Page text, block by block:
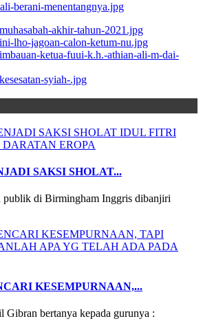
SAKSI SHOLAT...
publik di Birmingham Inggris dibanjiri
KESEMPURNAAN,...
Gibran bertanya kepada gurunya :